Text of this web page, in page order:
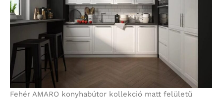
Fehér AMARO konyhabútor kollekció matt felületű